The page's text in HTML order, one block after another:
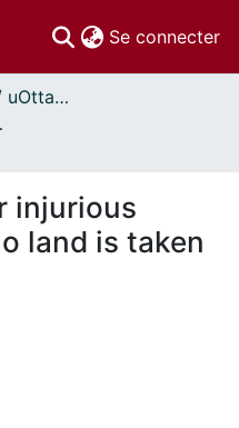
Se connecter
Thèses uOttawa // uOttawa Theses
2010
injurious
land is taken